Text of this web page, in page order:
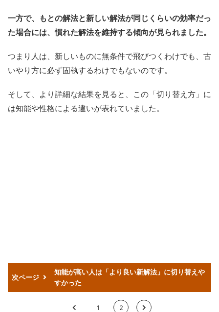
一方で、もとの解法と新しい解法が同じくらいの効率だっ
た場合には、慣れた解法を維持する傾向が見られました。
つまり人は、新しいものに無条件で飛びつくわけでも、古
いやり方に必ず固執するわけでもないのです。
そして、より詳細な結果を見ると、この「切り替え方」に
は知能や性格による違いが表れていました。
次ページ
知能が高い人は「より良い新解法」に切り替えや
すかった
< 1 2 >